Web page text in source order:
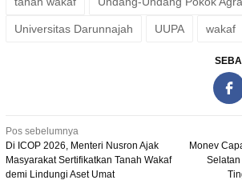
Universitas Darunnajah UUPA wakaf
Navigasi
pos
Pos sebelumnya
Di ICOP 2026, Menteri Nusron Ajak
Masyarakat Sertifikatkan Tanah Wakaf
demi Lindungi Aset Umat
Monev
Selatan